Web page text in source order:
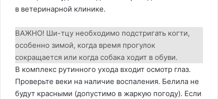
в ветеринарной клинике.
ВАЖНО! Ши-тцу необходимо подстригать когти,
особенно зимой, когда время прогулок
сокращается или когда собака ходит в обуви.
В комплекс рутинного ухода входит осмотр глаз.
Проверьте веки на наличие воспаления. Белила не
будут красными (допустимо в жаркую погоду). Если